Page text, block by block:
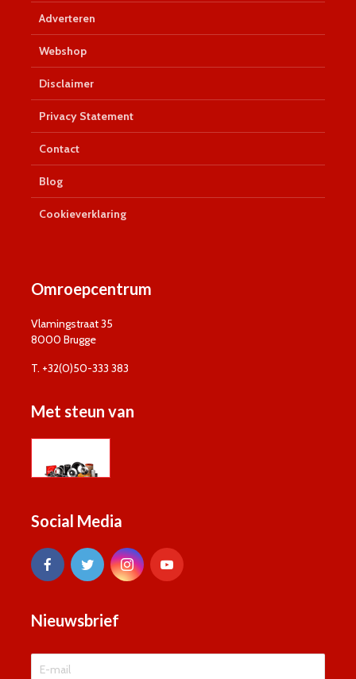
Adverteren
Webshop
Disclaimer
Privacy Statement
Contact
Blog
Cookieverklaring
Omroepcentrum
Vlamingstraat 35
8000 Brugge
T. +32(0)50-333 383
Met steun van
Social Media
Nieuwsbrief